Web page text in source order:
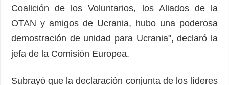
Coalición de los Voluntarios, los Aliados de la
OTAN y amigos de Ucrania, hubo una poderosa
demostración de unidad para Ucrania", declaró la
jefa de la Comisión Europea.
Subrayó que la declaración conjunta de los líderes